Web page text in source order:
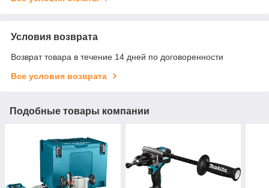
Условия возврата
Возврат товара в течение 14 дней по договоренности
Все условия возврата
Подобные товары компании